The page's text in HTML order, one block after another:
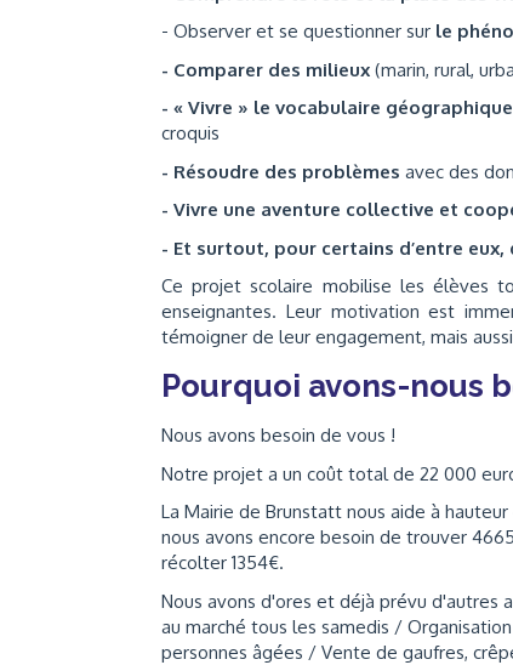
- Observer et se questionner sur le
- Comparer des milieux (marin, rural,
- « Vivre » le vocabulaire géographique
croquis
- Résoudre des problèmes avec des
- Vivre une aventure collective et
- Et surtout, pour certains d’entre
Ce projet scolaire mobilise les élèves
enseignantes. Leur motivation est
témoigner de leur engagement, mais
Pourquoi avons-nous
Nous avons besoin de vous !
Notre projet a un coût total de ‌22 000
La Mairie de Brunstatt nous aide à
nous avons encore besoin de trouver
récolter 1354€.
Nous avons d'ores et déjà prévu d'autres
au marché tous les samedis /
personnes âgées / Vente de gaufres,